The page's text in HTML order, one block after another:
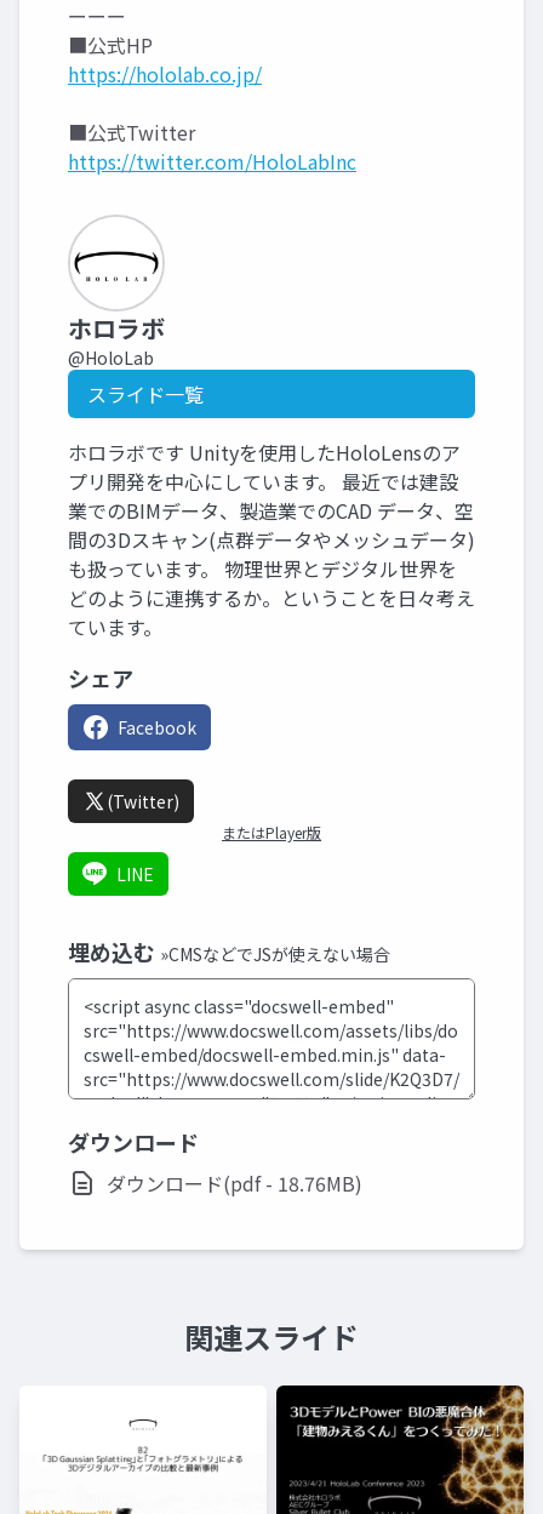
ーーー
■公式HP
https://hololab.co.jp/
■公式Twitter
https://twitter.com/HoloLabInc
ホロラボ
@HoloLab
スライド一覧
ホロラボです Unityを使用したHoloLensのア
プリ開発を中心にしています。 最近では建設
業でのBIMデータ、製造業でのCAD データ、空
間の3Dスキャン(点群データやメッシュデータ)
も扱っています。 物理世界とデジタル世界を
どのように連携するか。ということを日々考え
ています。
シェア
Facebook
(Twitter)
またはPlayer版
LINE
埋め込む »CMSなどでJSが使えない場合
ダウンロード
ダウンロード(pdf - 18.76MB)
関連スライド